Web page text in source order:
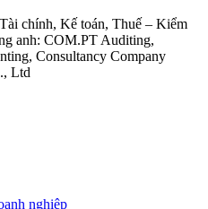
chính, Kế toán, Thuế – Kiểm
anh: COM.PT Auditing,
Consultancy Company
Ltd
nghiệp